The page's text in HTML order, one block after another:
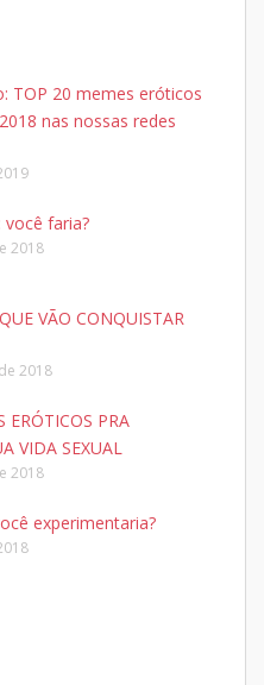
TOP 20 memes eróticos
nas nossas redes
faria?
2018
VÃO CONQUISTAR
2018
ERÓTICOS PRA
VIDA SEXUAL
2018
experimentaria?